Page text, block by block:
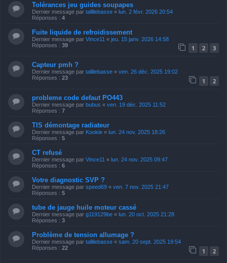
Tolérances jeu guides soupapes
Dernier message par tallilebasse « lun. 2 févr. 2026 20:54
Réponses : 4
Fuite liquide de refroidissement
Dernier message par Vince11 « jeu. 15 janv. 2026 14:58
Réponses : 39 1 2 3
Capteur pmh ?
Dernier message par tallilebasse « ven. 26 déc. 2025 19:02
Réponses : 23 1 2
probleme code defaut PO443
Dernier message par bubus « ven. 19 déc. 2025 11:52
Réponses : 7
TIS démontage radiateur
Dernier message par Kookie « lun. 24 nov. 2025 18:26
Réponses : 5
CT refusé
Dernier message par Vince11 « lun. 24 nov. 2025 09:47
Réponses : 6
Votre diagnostic SVP ?
Dernier message par speed69 « ven. 7 nov. 2025 21:47
Réponses : 5
tube de jauge huile moteur cassé
Dernier message par g119129be « lun. 20 oct. 2025 21:28
Réponses : 3
Problème de tension allumage ?
Dernier message par tallilebasse « sam. 20 sept. 2025 19:54
Réponses : 22 1 2